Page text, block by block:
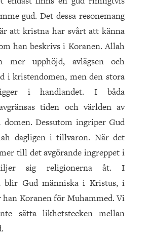
gud. Det dessa resonemang
att kristna har svårt att känna
han beskrivs i Koranen. Allah
mer upphöjd, avlägsen och
i kristendomen, men den stora
i handlandet. I båda
tiden och världen av
domen. Dessutom ingriper Gud
dagligen i tillvaron. När det
till det avgörande ingreppet i
sig religionerna åt. I
blir Gud människa i Kristus, i
Koranen för Muhammed. Vi
sätta likhetstecken mellan